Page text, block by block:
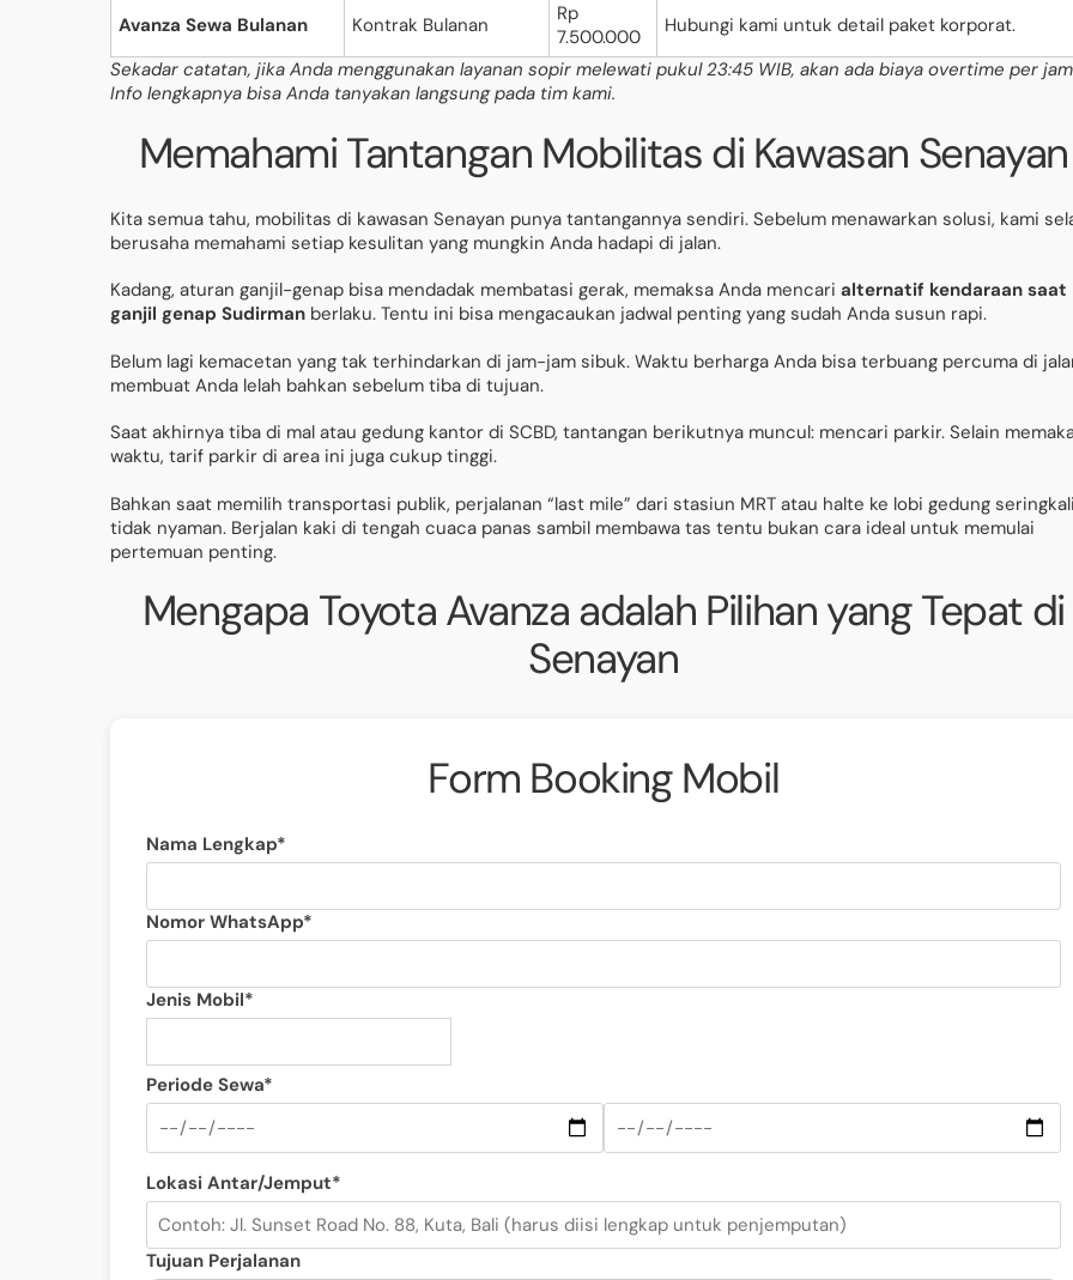
Avanza Sewa Bulanan Kontrak Bulanan
Rp
7.500.000
Hubungi kami untuk detail paket korporat.
Sekadar catatan, jika Anda menggunakan layanan sopir melewati pukul 23:45 WIB, akan ada biaya overtime per
Info lengkapnya bisa Anda tanyakan langsung pada tim kami.
Memahami Tantangan Mobilitas di Kawasan Senayan
Kita semua tahu, mobilitas di kawasan Senayan punya tantangannya sendiri. Sebelum menawarkan solusi, kami
berusaha memahami setiap kesulitan yang mungkin Anda hadapi di jalan.
Kadang, aturan ganjil-genap bisa mendadak membatasi gerak, memaksa Anda mencari alternatif kendaraan saat
ganjil genap Sudirman berlaku. Tentu ini bisa mengacaukan jadwal penting yang sudah Anda susun rapi.
Belum lagi kemacetan yang tak terhindarkan di jam-jam sibuk. Waktu berharga Anda bisa terbuang percuma di
membuat Anda lelah bahkan sebelum tiba di tujuan.
Saat akhirnya tiba di mal atau gedung kantor di SCBD, tantangan berikutnya muncul: mencari parkir. Selain
waktu, tarif parkir di area ini juga cukup tinggi.
Bahkan saat memilih transportasi publik, perjalanan “last mile” dari stasiun MRT atau halte ke lobi gedung
tidak nyaman. Berjalan kaki di tengah cuaca panas sambil membawa tas tentu bukan cara ideal untuk memulai
pertemuan penting.
Mengapa Toyota Avanza adalah Pilihan yang Tepat di
Senayan
Form Booking Mobil
Nama Lengkap*
Nomor WhatsApp*
Jenis Mobil*
Periode Sewa*
Lokasi Antar/Jemput*
Tujuan Perjalanan